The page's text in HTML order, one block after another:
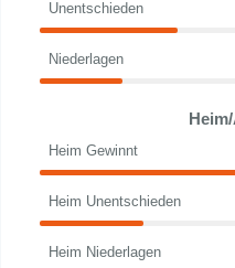
Unentschieden
Niederlagen
Heim Gewinnt
Heim Unentschieden
Heim Niederlagen